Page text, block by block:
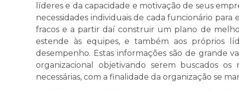
líderes e da capacidade e motivação de seus
necessidades individuais de cada funcionário para
fracos e a partir daí construir um plano de
estende às equipes, e também aos próprios
desempenho. Estas informações são de grande
organizacional objetivando serem buscados os
necessárias, com a finalidade da organização se